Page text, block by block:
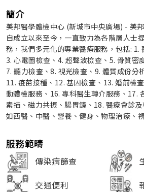
簡介
美邦醫學體檢中心 (新城市中央廣場) - 美
自成立以來至今，一直致力為各階層人士
務，我們多元化的專業醫療服務，包括: 1.
3. 心電圖檢查、4. 超聲波檢查、5. 骨質密
7. 聽力檢查、8. 視光檢查、9. 體質成份分
11. 疫苗接種、12. 基因檢查、13. 婚前檢
動體檢服務、16. 專科醫生轉介服務、17.
素描、磁力共振、腸胃鏡、18. 醫療會診
如西醫、中醫、營養、健身、物理治療、
服務範疇
傳染病篩查
交通便利